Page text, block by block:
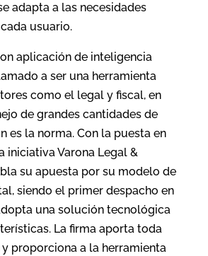
adapta a las necesidades
usuario.
aplicación de inteligencia
a ser una herramienta
como el legal y fiscal, en
de grandes cantidades de
es la norma. Con la puesta en
iniciativa Varona Legal &
su apuesta por su modelo de
siendo el primer despacho en
una solución tecnológica
La firma aporta toda
proporciona a la herramienta